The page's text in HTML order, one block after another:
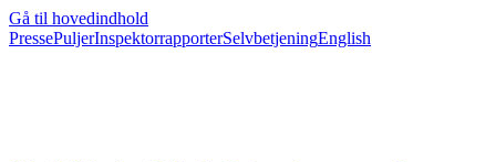
Gå til hovedindhold
PressePuljerInspektorrapporterSelvbetjeningEnglish